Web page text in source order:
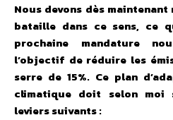
Nous devons dès
bataille dans ce sens, ce
prochaine mandature
l’objectif de réduire les
serre de 15%. Ce plan
climatique doit selon moi
leviers suivants :